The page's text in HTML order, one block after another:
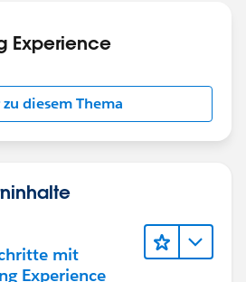
Experience
diesem Thema
mit
Experience